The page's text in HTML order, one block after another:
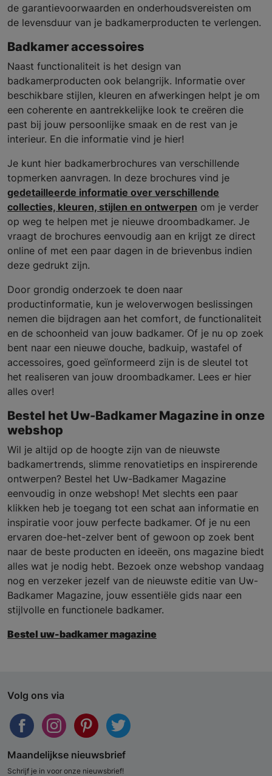
de garantievoorwaarden en onderhoudsvereisten om
de levensduur van je badkamerproducten te verlengen.
Badkamer accessoires
Naast functionaliteit is het design van
badkamerproducten ook belangrijk. Informatie over
beschikbare stijlen, kleuren en afwerkingen helpt je om
een coherente en aantrekkelijke look te creëren die
past bij jouw persoonlijke smaak en de rest van je
interieur. En die informatie vind je hier!
Je kunt hier badkamerbrochures van verschillende
topmerken aanvragen. In deze brochures vind je
gedetailleerde informatie over verschillende
collecties, kleuren, stijlen en ontwerpen om je verder
op weg te helpen met je nieuwe droombadkamer. Je
vraagt de brochures eenvoudig aan en krijgt ze direct
online of met een paar dagen in de brievenbus indien
deze gedrukt zijn.
Door grondig onderzoek te doen naar
productinformatie, kun je weloverwogen beslissingen
nemen die bijdragen aan het comfort, de functionaliteit
en de schoonheid van jouw badkamer. Of je nu op zoek
bent naar een nieuwe douche, badkuip, wastafel of
accessoires, goed geïnformeerd zijn is de sleutel tot
het realiseren van jouw droombadkamer. Lees er hier
alles over!
Bestel het Uw-Badkamer Magazine in onze
webshop
Wil je altijd op de hoogte zijn van de nieuwste
badkamertrends, slimme renovatietips en inspirerende
ontwerpen? Bestel het Uw-Badkamer Magazine
eenvoudig in onze webshop! Met slechts een paar
klikken heb je toegang tot een schat aan informatie en
inspiratie voor jouw perfecte badkamer. Of je nu een
ervaren doe-het-zelver bent of gewoon op zoek bent
naar de beste producten en ideeën, ons magazine biedt
alles wat je nodig hebt. Bezoek onze webshop vandaag
nog en verzeker jezelf van de nieuwste editie van Uw-
Badkamer Magazine, jouw essentiële gids naar een
stijlvolle en functionele badkamer.
Bestel uw-badkamer magazine
Volg ons via
Maandelijkse nieuwsbrief
Schrijf je in voor onze nieuwsbrief!